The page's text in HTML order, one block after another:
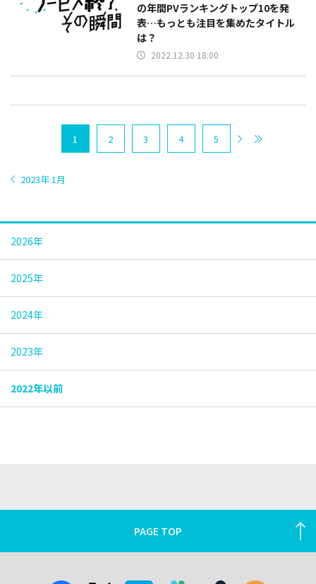
の年間PVランキングトップ10を発
表…もっとも注目を集めたタイトル
は？
2022.12.30 18:00
1 2 3 4 5
2023年 1月
2026年
2025年
2024年
2023年
2022年以前
PAGE TOP